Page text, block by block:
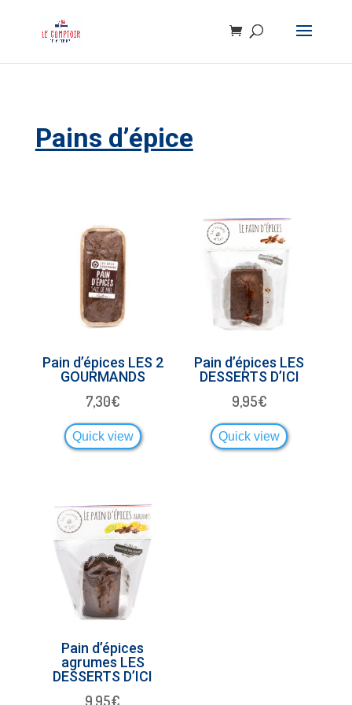
Pains d’épice
Pain d’épices LES 2
GOURMANDS
7,30€
Quick view
Pain d’épices LES
DESSERTS D’ICI
9,95€
Quick view
Pain d’épices
agrumes LES
DESSERTS D’ICI
9,95€